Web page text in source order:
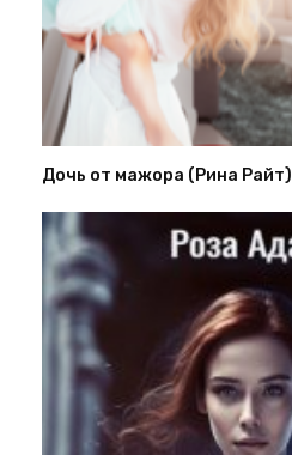
Дочь от мажора (Рина Райт)